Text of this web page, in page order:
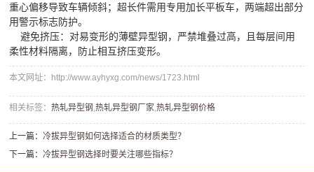
重心偏移导致车辆倾斜；超长件需用专用加长平板车，两端超出部分
用警示标志防护。
避免挤压：对易变形的薄壁异型钢，严禁堆叠过高，且每层间用
柔性材料隔离，防止相互挤压变形。
本文网址：http://www.ayhyxg.com/news/1723.html
相关标签：热轧异型钢,热轧异型钢厂家,​热轧异型钢价格
上一篇：​冷拔异型钢如何选择适合的材质类型？
下一篇：​冷拔异型钢选择时要关注哪些指标？